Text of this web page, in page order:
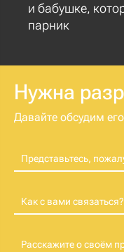
и бабушке,
парник
Нужна
Давайте обсудим
Представьтесь,
Как с вами связаться?
Расскажите о своём